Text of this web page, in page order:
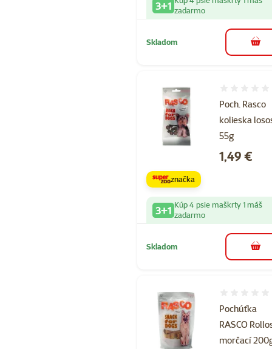
3+1 zadarmo
Skladom do
Poch. Rasco
kolieska
55g
Cena
1,49 €
značka
3+1 Kúp 4 psie maškrty 1 máš
zadarmo
Skladom do
Pochúťka
RASCO
morčací